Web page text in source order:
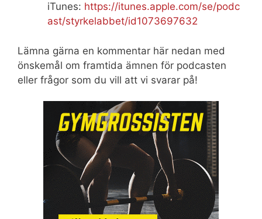
iTunes: https://itunes.apple.com/se/podc
ast/styrkelabbet/id1073697632
Lämna gärna en kommentar här nedan med
önskemål om framtida ämnen för podcasten
eller frågor som du vill att vi svarar på!